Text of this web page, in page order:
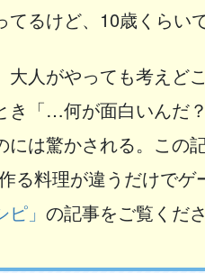
てるけど、10歳くらい
大人がやっても考えど
き「…何が面白いんだ
には驚かされる。この
る料理が違うだけで
ピ」 の記事をご覧くださ